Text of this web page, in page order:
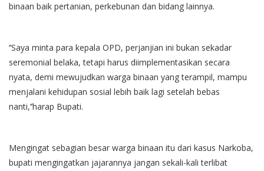
binaan baik pertanian, perkebunan dan bidang lainnya.
‘’Saya minta para kepala OPD, perjanjian ini bukan sekadar
seremonial belaka, tetapi harus diimplementasikan secara
nyata, demi mewujudkan warga binaan yang terampil, mampu
menjalani kehidupan sosial lebih baik lagi setelah bebas
nanti,’’harap Bupati.
Mengingat sebagian besar warga binaan itu dari kasus Narkoba,
bupati mengingatkan jajarannya jangan sekali-kali terlibat